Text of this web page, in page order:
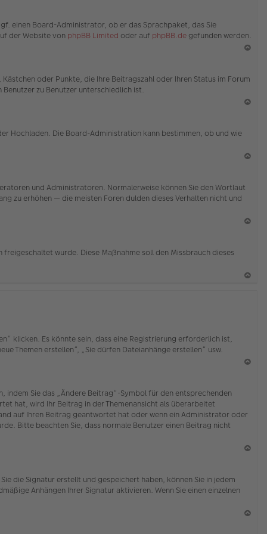
o
b
einen Board-Administrator, ob er das Sprachpaket, das Sie
der Website von phpBB Limited oder auf phpBB.de gefunden werden.
h
b
oder Punkte, die Ihre Beitragszahl oder Ihren Status im Forum
zu Benutzer unterschiedlich ist.
b
Hochladen. Die Board-Administration kann bestimmen, ob und wie
h
en
und Administratoren. Normalerweise können Sie den Wortlaut
zu erhöhen — die meisten Foren dulden dieses Verhalten nicht und
b
wurde. Diese Maßnahme soll den Missbrauch dieses
klicken. Es könnte sein, dass eine Registrierung erforderlich ist,
Themen erstellen“, „Sie dürfen Dateianhänge erstellen“ usw.
b
Sie das „Ändere Beitrag“-Symbol für den entsprechenden
hat, wird Ihr Beitrag in der Themenansicht als überarbeitet
auf Ihren Beitrag geantwortet hat oder wenn ein Administrator oder
Bitte beachten Sie, dass normale Benutzer einen Beitrag nicht
en
die Signatur erstellt und gespeichert haben, können Sie in jedem
Anhängen Ihrer Signatur aktivieren. Wenn Sie einen einzelnen